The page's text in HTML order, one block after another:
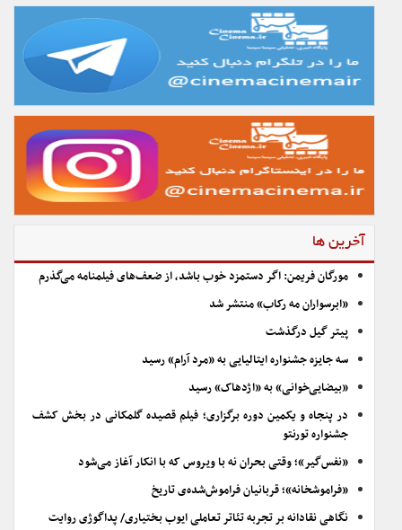
آخرین ها
مورگان فریمن: اگر دستمزد خوب باشد، از ضعف‌های فیلمنامه می‌گذرم
«ابرسواران مه رکاب» منتشر شد
پیتر گیل درگذشت
سه جایزه جشنواره ایتالیایی به «مرد آرام» رسید
«بیضایی‌خوانی» به «اژدهاک» رسید
در پنجاه و یکمین دوره برگزاری؛ فیلم قصیده گلمکانی در بخش کشف
جشنواره تورنتو
«نفس‌گیر»؛ وقتی بحران نه با ویروس که با انکار آغاز می‌شود
«فراموشخانه»؛ قربانیان فراموش‌شده‌ی تاریخ
نگاهی نقادانه بر تجربه تئاتر تعاملی ایوب بختیاری/ پداگوژی روایت